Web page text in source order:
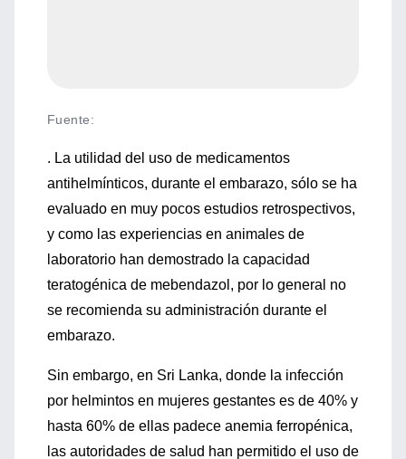
Fuente:
. La utilidad del uso de medicamentos
antihelmínticos, durante el embarazo, sólo se ha
evaluado en muy pocos estudios retrospectivos,
y como las experiencias en animales de
laboratorio han demostrado la capacidad
teratogénica de mebendazol, por lo general no
se recomienda su administración durante el
embarazo.
Sin embargo, en Sri Lanka, donde la infección
por helmintos en mujeres gestantes es de 40% y
hasta 60% de ellas padece anemia ferropénica,
las autoridades de salud han permitido el uso de